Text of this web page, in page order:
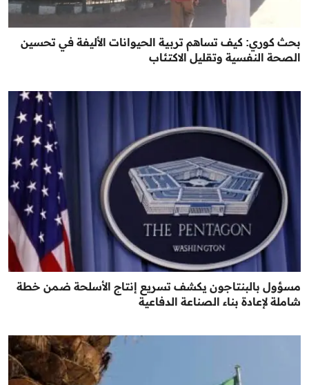
بحث كوري: كيف تساهم تربية الحيوانات الأليفة في تحسين
الصحة النفسية وتقليل الاكتئاب
مسؤول بالبنتاجون يكشف تسريع إنتاج الأسلحة ضمن خطة
شاملة لإعادة بناء الصناعة الدفاعية